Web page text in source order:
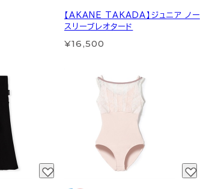
【AKANE TAKADA】ジュニア ノー
スリーブレオタード
¥16,500